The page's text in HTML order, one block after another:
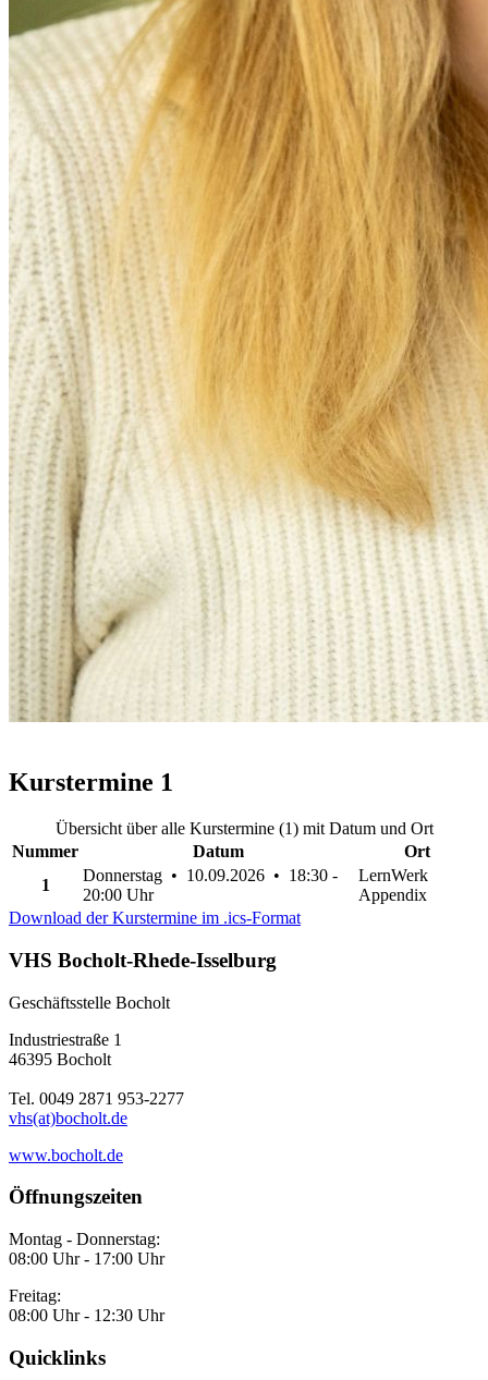
Kurstermine 1
Übersicht über alle Kurstermine (1) mit Datum und Ort
Nummer
Datum
Ort
1
Donnerstag • 10.09.2026 • 18:30 -
20:00 Uhr
LernWerk
Appendix
Download der Kurstermine im .ics-Format
VHS Bocholt-Rhede-Isselburg
Geschäftsstelle Bocholt
Industriestraße 1
46395 Bocholt
Tel. 0049 2871 953-2277
vhs(at)bocholt.de
www.bocholt.de
Öffnungszeiten
Montag - Donnerstag:
08:00 Uhr - 17:00 Uhr
Freitag:
08:00 Uhr - 12:30 Uhr
Quicklinks